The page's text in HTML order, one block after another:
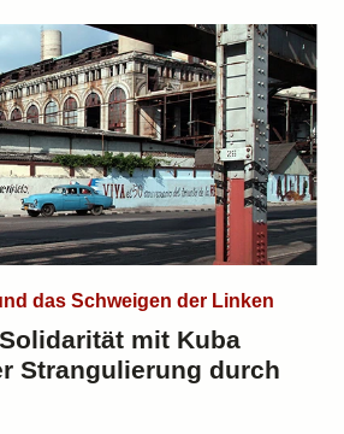
das Schweigen der Linken
mit Kuba
Strangulierung durch